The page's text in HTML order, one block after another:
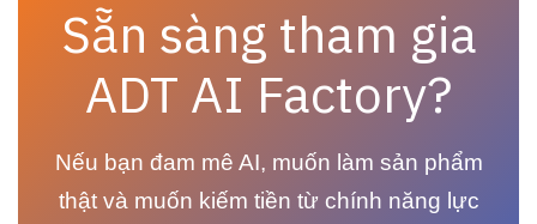
Sẵn sàng tham gia
ADT AI Factory?
Nếu bạn đam mê AI, muốn làm sản phẩm
thật và muốn kiếm tiền từ chính năng lực